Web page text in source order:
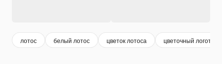
лотос белый лотос цветок лотоса цветочный логотип